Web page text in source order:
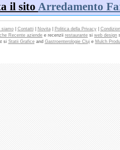
il sito Arredamento
siamo| Contatti| Novita| Politica della Privacy|
Recente aziende e recenzii restaurante si web design
si Statii Graficeand Gastroenterologie Cluje Mulch